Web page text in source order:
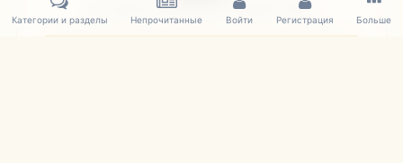
Уже зарегистрированы? Войдите здесь.
Категории и разделы Непрочитанные Войти Регистрация Больше